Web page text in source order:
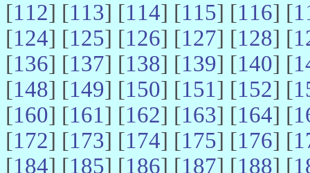
[112] [113] [114] [115] [116] [
[124] [125] [126] [127] [128] [
[136] [137] [138] [139] [140] [
[148] [149] [150] [151] [152] [
[160] [161] [162] [163] [164] [
[172] [173] [174] [175] [176] [
[184] [185] [186] [187] [188] [